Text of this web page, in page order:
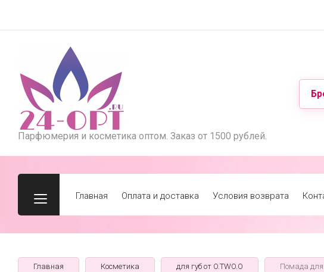
Парфюмерия и косметика оптом. Заказ от 1500 рублей.
Главная Оплата и доставка Условия возврата
Главная Косметика для губ от O.TWO.O Помада для